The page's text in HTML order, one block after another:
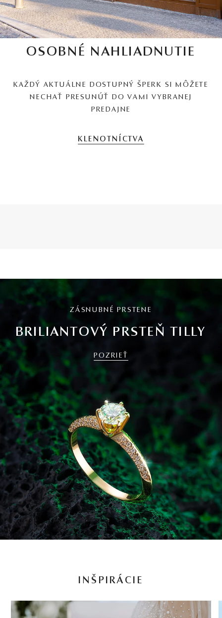
OSOBNÉ NAHLIADNUTIE
KAŽDÝ AKTUÁLNE DOSTUPNÝ ŠPERK SI MÔŽETE
NECHAŤ PRESUNÚŤ DO VAMI VYBRANEJ
PREDAJNE
KLENOTNÍCTVA
ZÁSNUBNÉ PRSTENE
BRILIANTOVÝ PRSTEŇ TILLY
POZRIEŤ
INŠPIRÁCIE